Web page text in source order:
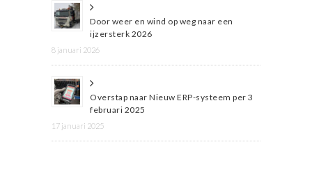
Door weer en wind op weg naar een
ijzersterk 2026
8 januari 2026
Overstap naar Nieuw ERP-systeem per 3
februari 2025
17 januari 2025